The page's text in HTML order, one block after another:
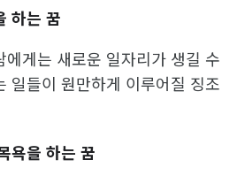
하는 꿈
에게는 새로운 일자리가 생길 수
일들이 원만하게 이루어질 징조
욕을 하는 꿈